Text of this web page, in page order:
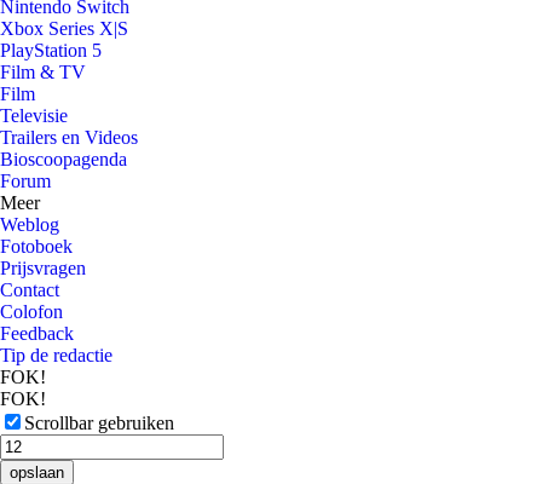
Nintendo Switch
Xbox Series X|S
PlayStation 5
Film & TV
Film
Televisie
Trailers en Videos
Bioscoopagenda
Forum
Meer
Weblog
Fotoboek
Prijsvragen
Contact
Colofon
Feedback
Tip de redactie
FOK!
FOK!
Scrollbar gebruiken
opslaan